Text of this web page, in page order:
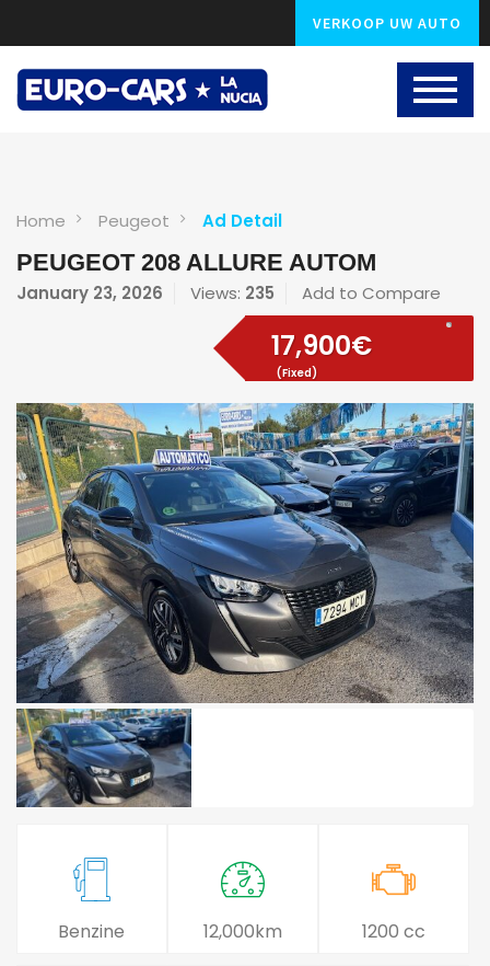
VERKOOP UW AUTO
Home Peugeot Ad Detail
PEUGEOT 208 ALLURE AUTOM
January 23, 2026 Views: 235 Add to Compare
17,900€
(Fixed)
Benzine 12,000km 1200 cc